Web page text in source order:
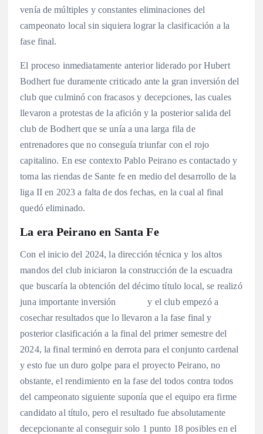
venía de múltiples y constantes eliminaciones del
campeonato local sin siquiera lograr la clasificación a la
fase final.
El proceso inmediatamente anterior liderado por Hubert
Bodhert fue duramente criticado ante la gran inversión del
club que culminó con fracasos y decepciones, las cuales
llevaron a protestas de la afición y la posterior salida del
club de Bodhert que se unía a una larga fila de
entrenadores que no conseguía triunfar con el rojo
capitalino. En ese contexto Pablo Peirano es contactado y
toma las riendas de Sante fe en medio del desarrollo de la
liga II en 2023 a falta de dos fechas, en la cual al final
quedó eliminado.
La era Peirano en Santa Fe
Con el inicio del 2024, la dirección técnica y los altos
mandos del club iniciaron la construcción de la escuadra
que buscaría la obtención del décimo título local, se realizó
juna importante inversión y el club empezó a
cosechar resultados que lo llevaron a la fase final y
posterior clasificación a la final del primer semestre del
2024, la final terminó en derrota para el conjunto cardenal
y esto fue un duro golpe para el proyecto Peirano, no
obstante, el rendimiento en la fase del todos contra todos
del campeonato siguiente suponía que el equipo era firme
candidato al título, pero el resultado fue absolutamente
decepcionante al conseguir solo 1 punto 18 posibles en el